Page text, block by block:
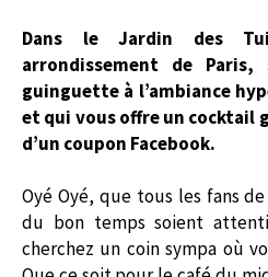
Dans le Jardin des
arrondissement de
guinguette à l’ambiance
et qui vous offre un
d’un coupon Facebook.
Oyé Oyé, que tous les fans
du bon temps soient
cherchez un coin sympa où